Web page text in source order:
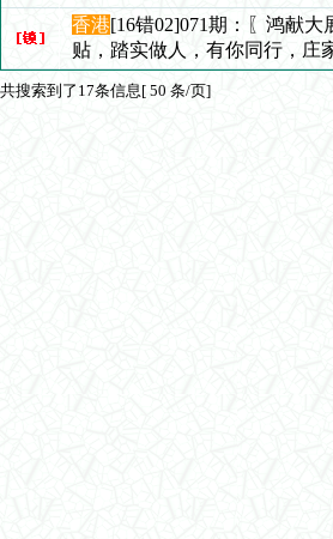
香港[16错02]071期：〖鸿献大
贴，踏实做人，有你同行，庄
共搜索到了17条信息[ 50 条/页]